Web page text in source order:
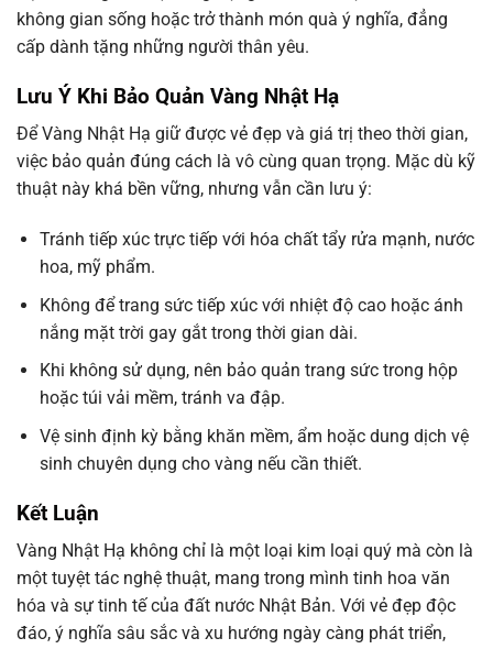
không gian sống hoặc trở thành món quà ý nghĩa, đẳng
cấp dành tặng những người thân yêu.
Lưu Ý Khi Bảo Quản Vàng Nhật Hạ
Để Vàng Nhật Hạ giữ được vẻ đẹp và giá trị theo thời gian,
việc bảo quản đúng cách là vô cùng quan trọng. Mặc dù kỹ
thuật này khá bền vững, nhưng vẫn cần lưu ý:
Tránh tiếp xúc trực tiếp với hóa chất tẩy rửa mạnh, nước
hoa, mỹ phẩm.
Không để trang sức tiếp xúc với nhiệt độ cao hoặc ánh
nắng mặt trời gay gắt trong thời gian dài.
Khi không sử dụng, nên bảo quản trang sức trong hộp
hoặc túi vải mềm, tránh va đập.
Vệ sinh định kỳ bằng khăn mềm, ẩm hoặc dung dịch vệ
sinh chuyên dụng cho vàng nếu cần thiết.
Kết Luận
Vàng Nhật Hạ không chỉ là một loại kim loại quý mà còn là
một tuyệt tác nghệ thuật, mang trong mình tinh hoa văn
hóa và sự tinh tế của đất nước Nhật Bản. Với vẻ đẹp độc
đáo, ý nghĩa sâu sắc và xu hướng ngày càng phát triển,